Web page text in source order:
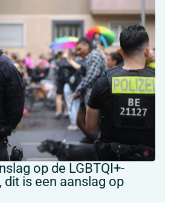
op de LGBTQI+-
dit is een aanslag op